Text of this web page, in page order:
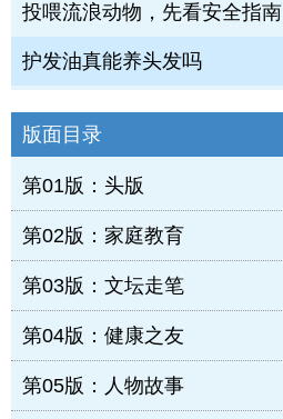
投喂流浪动物，先看安全指南
护发油真能养头发吗
版面目录
第01版：头版
第02版：家庭教育
第03版：文坛走笔
第04版：健康之友
第05版：人物故事